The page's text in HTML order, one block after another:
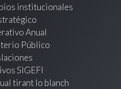
institucionales
Anual
Público
SIGEFI
tirant lo blanch